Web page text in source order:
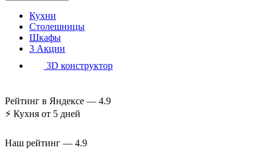
Кухни
Столешницы
Шкафы
3 Акции
3D конструктор
Рейтинг в Яндексе — 4.9
⚡ Кухня от 5 дней
Наш рейтинг — 4.9